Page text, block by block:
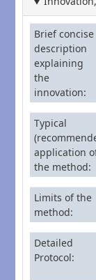
Brief concise
description
explaining
the
innovation
Typical
application
the method
Limits of the
method
Detailed
Protocol